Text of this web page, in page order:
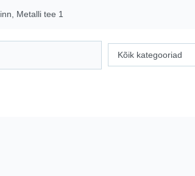
Metalli tee 1
Kõik kategooriad